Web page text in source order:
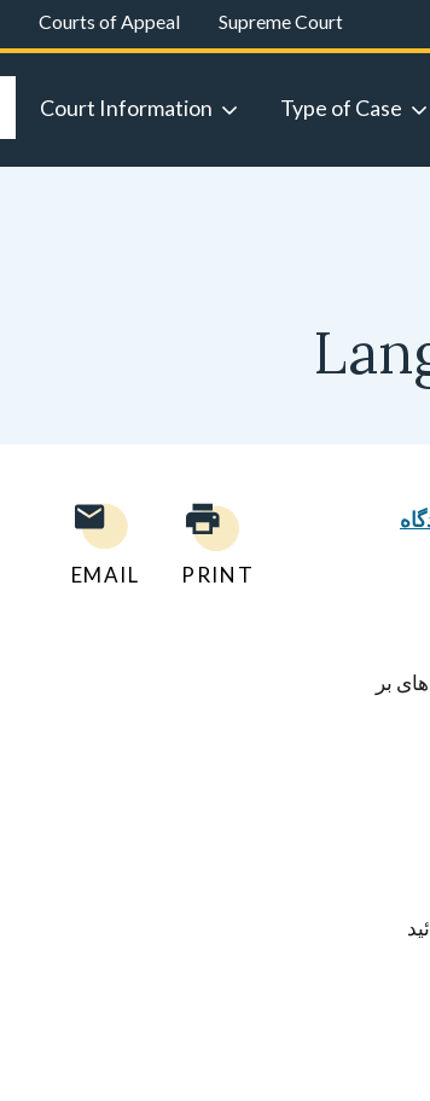
Supreme Court
Courts of Appeal
Type of Case
Court Information
PRINT
EMAIL
بر